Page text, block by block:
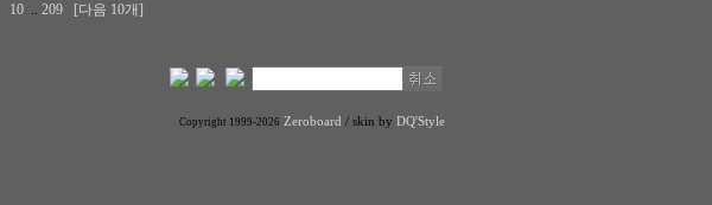
10 .. 209 [다음 10개]
Copyright 1999-2026 Zeroboard / skin by DQ'Style